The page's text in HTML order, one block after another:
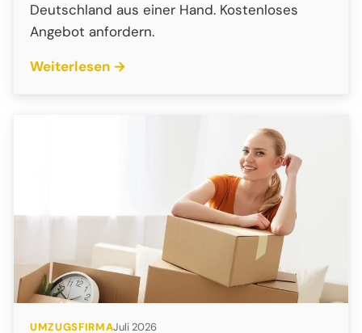
Deutschland aus einer Hand. Kostenloses
Angebot anfordern.
Weiterlesen →
UMZUGSFIRMAJuli 2026